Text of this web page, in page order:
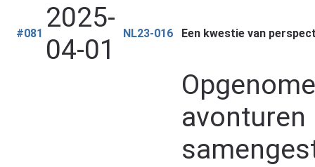
#081 2025-
04-01
NL23-016 Een kwestie van
avonturen